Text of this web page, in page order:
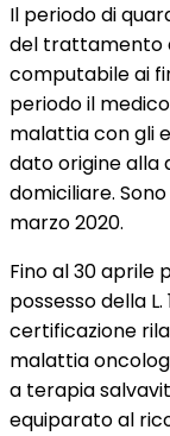
Il periodo di
del trattamento
computabile ai
periodo il
malattia con gli
dato origine alla
domiciliare.
marzo 2020.
Fino al 30 aprile
possesso della
certificazione
malattia
a terapia
equiparato al